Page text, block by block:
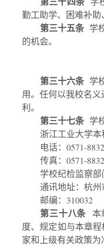
勤工助学、困难补
第三十五条 学
的机会。
第三十六条 学
用。任何以我校名
利。
第三十七条 学
浙江工业大学本
电话：0571-
传真：0571-
学校纪检监察部
通讯地址：杭
邮编：310032
第三十八条 本
度、规定如与本章
家和上级有关政策为